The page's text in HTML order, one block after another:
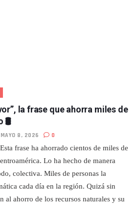
la frase que ahorra miles de
🛢️
MAYO 8, 2026 0
frase ha ahorrado cientos de miles de
Lo ha hecho de manera
colectiva. Miles de personas la
cada día en la región. Quizá sin
al ahorro de los recursos naturales y su